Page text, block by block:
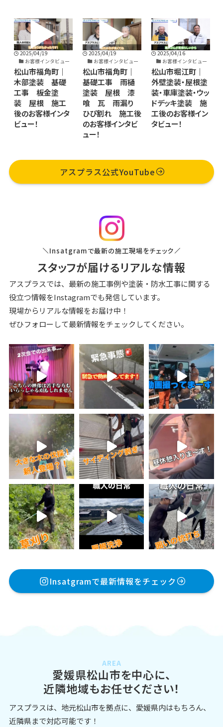
2025/04/19
お客様インタビュー
松山市福角町｜
木部塗装 基礎
工事 板金塗
装 屋根 施工
後のお客様インタ
ビュー！
2025/04/19
お客様インタビュー
松山市福角町｜
基礎工事 雨樋
塗装 屋根 漆
喰 瓦 雨漏り
ひび割れ 施工後
のお客様インタビ
ュー！
2025/04/16
お客様インタビュー
松山市堀江町｜
外壁塗装・屋根塗
装・車庫塗装・ウッ
ドデッキ塗装 施
工後のお客様イン
タビュー！
アスプラス公式YouTube
Insatgramで最新の施⼯現場をチェック
スタッフが届けるリアルな情報
アスプラスでは、最新の施⼯事例や塗装‧防⽔⼯事に関する
役⽴つ情報をInstagramでも発信しています。
現場からリアルな情報をお届け中！
ぜひフォローして最新情報をチェックしてください。
Insatgramで最新情報をチェック
AREA
愛媛県松山市を中心に、
近隣地域もお任せください！
アスプラスは、地元松山市を拠点に、愛媛県内はもちろん、
近隣県まで対応可能です！